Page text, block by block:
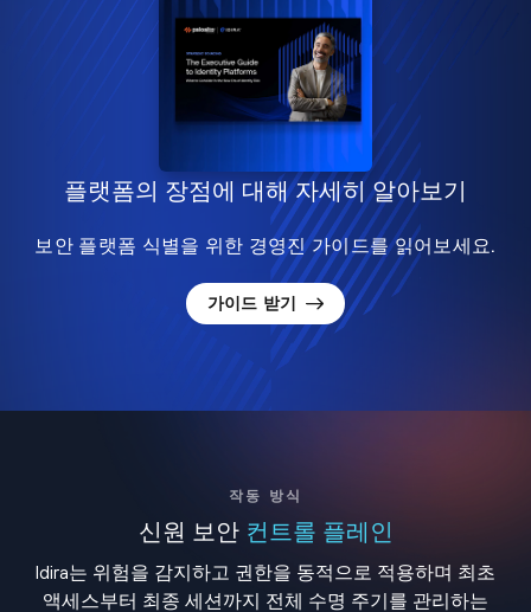
플랫폼의 장점에 대해 자세히 알아보기
보안 플랫폼 식별을 위한 경영진 가이드를 읽어보세요.
가이드 받기
작동 방식
신원 보안 컨트롤 플레인
Idira는 위험을 감지하고 권한을 동적으로 적용하며 최초
액세스부터 최종 세션까지 전체 수명 주기를 관리하는